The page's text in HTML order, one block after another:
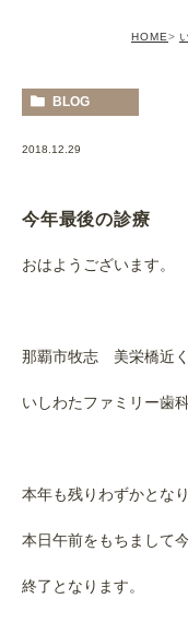
HOME
BLOG
2018.12.29
今年最後の診療
おはようございます。
那覇市牧志 美栄橋近
いしわたファミリー歯
本年も残りわずかとなり
本日午前をもちまして
終了となります。